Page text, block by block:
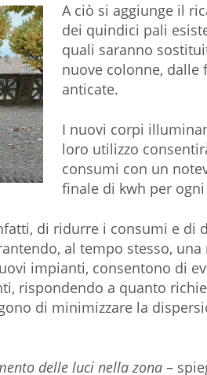
A ciò si aggiunge il
dei quindici pali
quali saranno
nuove colonne, dalle
anticate.
I nuovi corpi
loro utilizzo
consumi con un
finale di kwh per
di ridurre i consumi e di
al tempo stesso,
impianti, consentono di
rispondendo a quanto
di minimizzare la
delle luci nella zona–